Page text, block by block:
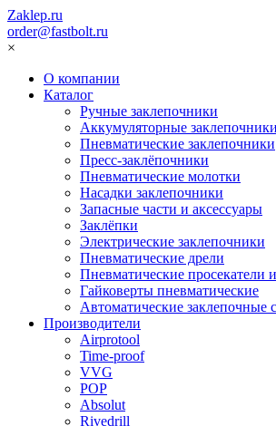
Zaklep.ru
order@fastbolt.ru
×
О компании
Каталог
Ручные заклепочники
Аккумуляторные заклепочники
Пневматические заклепочники
Пресс-заклёпочники
Пневматические молотки
Насадки заклепочники
Запасные части и аксессуары
Заклёпки
Электрические заклепочники
Пневматические дрели
Пневматические просекатели
Гайковерты пневматические
Автоматические заклепочные
Производители
Airprotool
Time-proof
VVG
POP
Absolut
Rivedrill